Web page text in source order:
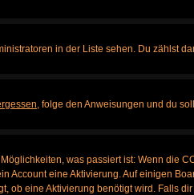
in der Liste sehen. Du zählst
, folge den Anweisungen und du
was passiert ist: Wenn die
eine Aktivierung. Auf einigen
eine Aktivierung benötigt wird. Falls